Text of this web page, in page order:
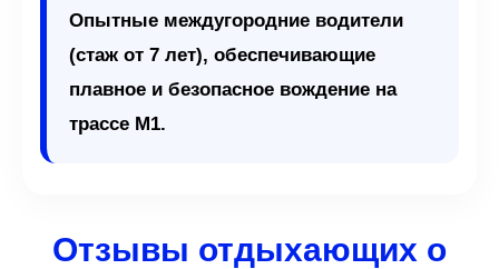
Опытные междугородние водители
(стаж от 7 лет), обеспечивающие
плавное и безопасное вождение на
трассе М1.
Отзывы отдыхающих о